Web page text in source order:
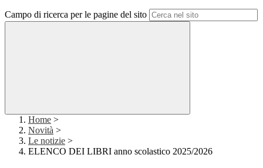
Campo di ricerca per le pagine del sito
Home >
Novità >
Le notizie >
ELENCO DEI LIBRI anno scolastico 2025/2026